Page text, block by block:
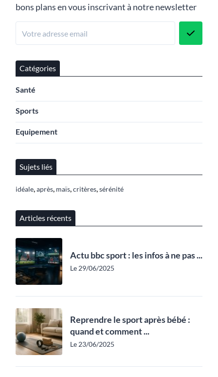
bons plans en vous inscrivant à notre newsletter
Catégories
Santé
Sports
Equipement
Sujets liés
idéale,après, maïs,critères,sérénité
Articles récents
Actu bbc sport : les infos à ne pas ...
Le 29/06/2025
Reprendre le sport après bébé :
quand et comment ...
Le 23/06/2025